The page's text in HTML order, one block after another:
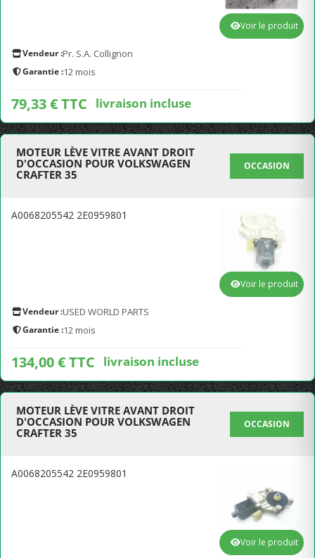
Vendeur :Pr. S.A. Collignon
Garantie :12 mois
79,33 € TTC livraison incluse
Voir le produit
MOTEUR LÈVE VITRE AVANT DROIT
D'OCCASION POUR VOLKSWAGEN
CRAFTER 35
OCCASION
A0068205542 2E0959801
Vendeur :USED WORLD PARTS
Garantie :12 mois
134,00 € TTC livraison incluse
Voir le produit
MOTEUR LÈVE VITRE AVANT DROIT
D'OCCASION POUR VOLKSWAGEN
CRAFTER 35
OCCASION
A0068205542 2E0959801
Voir le produit